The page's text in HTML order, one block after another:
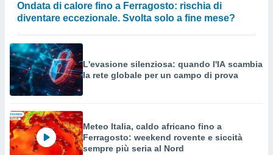
Ondata di calore fino a Ferragosto: rischia di
diventare eccezionale. Svolta solo a fine mese?
L'evasione silenziosa: quando l'IA scambia
la rete globale per un campo di prova
Meteo Italia, caldo africano fino a
Ferragosto: weekend rovente e siccità
sempre più seria al Nord